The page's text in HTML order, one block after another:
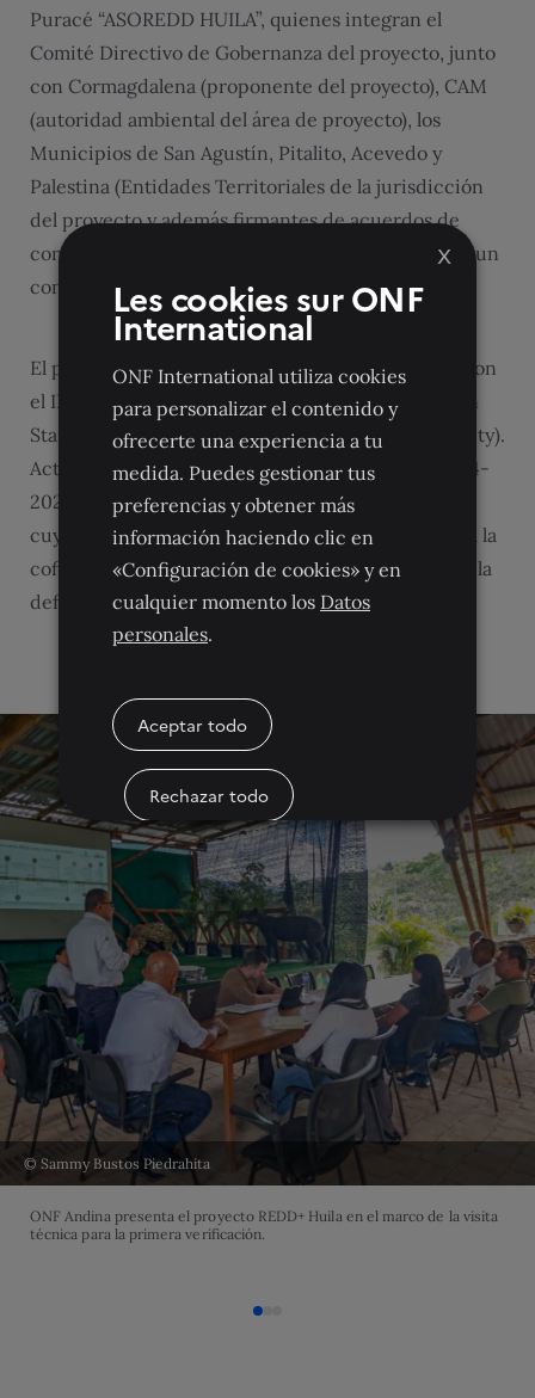
Puracé “ASOREDD HUILA”, quienes integran el
Comité Directivo de Gobernanza del proyecto, junto
con Cormagdalena (proponente del proyecto), CAM
(autoridad ambiental del área de proyecto), los
Municipios de San Agustín, Pitalito, Acevedo y
Palestina (Entidades Territoriales de la jurisdicción
del proyecto y además firmantes de acuerdos de
conservación del mismo), para lo cual se suscribió un
convenio entre las partes.
El proyecto está validado y registrado ante Verra con
el ID 1765 bajo losestándares VCS(Verified Carbon
Standard) yCCB(Climate, Community & Biodiversity).
Actualmente, finaliza su primera verificación (2014-
2020) para la generación de créditos de carbono,
cuyos ingresos se destinarán a los beneficiarios y a la
cofinanciación del plan de inversiones para evitar la
deforestación.
© Sammy Bustos Piedrahita
ONF Andina presenta el proyecto REDD+ Huila en el marco de la visita
técnica para la primera verificación.
X
Les cookies sur ONF
International
ONF International utiliza cookies
para personalizar el contenido y
ofrecerte una experiencia a tu
medida. Puedes gestionar tus
preferencias y obtener más
información haciendo clic en
«Configuración de cookies» y en
cualquier momento los Datos
personales.
Aceptar todo
Rechazar todo
Condiciones de las Cookies